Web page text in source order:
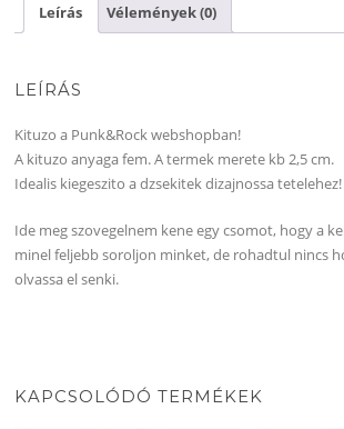
Leírás Vélemények (0)
LEÍRÁS
Kituzo a Punk&Rock webshopban!
A kituzo anyaga fem. A termek merete kb 2,5 cm.
Idealis kiegeszito a dzsekitek dizajnossa tetelehez!
Ide meg szovegelnem kene egy csomot, hogy a
minel feljebb soroljon minket, de rohadtul nincs
olvassa el senki.
KAPCSOLÓDÓ TERMÉKEK